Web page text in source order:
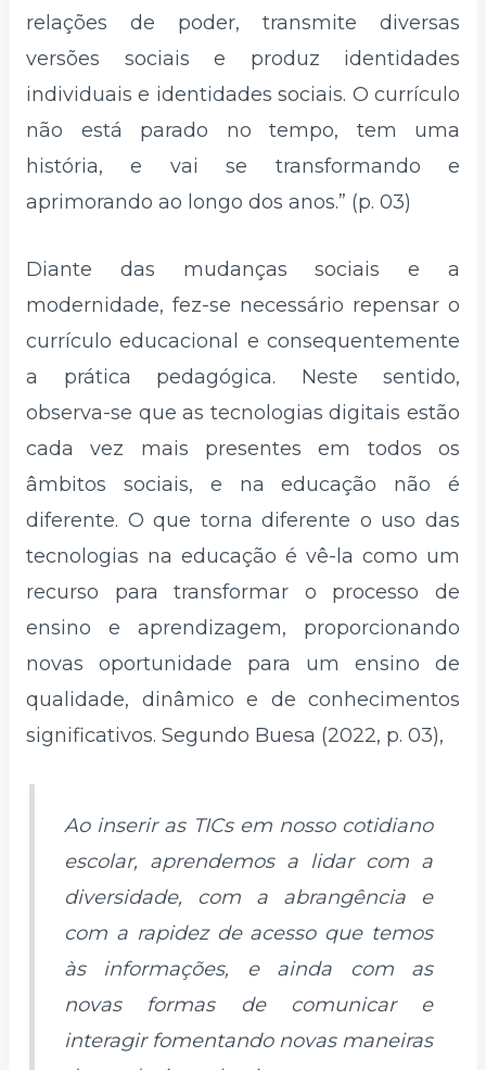
relações de poder, transmite diversas
versões sociais e produz identidades
individuais e identidades sociais. O currículo
não está parado no tempo, tem uma
história, e vai se transformando e
aprimorando ao longo dos anos.” (p. 03)
Diante das mudanças sociais e a
modernidade, fez-se necessário repensar o
currículo educacional e consequentemente
a prática pedagógica. Neste sentido,
observa-se que as tecnologias digitais estão
cada vez mais presentes em todos os
âmbitos sociais, e na educação não é
diferente. O que torna diferente o uso das
tecnologias na educação é vê-la como um
recurso para transformar o processo de
ensino e aprendizagem, proporcionando
novas oportunidade para um ensino de
qualidade, dinâmico e de conhecimentos
significativos. Segundo Buesa (2022, p. 03),
Ao inserir as TICs em nosso cotidiano
escolar, aprendemos a lidar com a
diversidade, com a abrangência e
com a rapidez de acesso que temos
às informações, e ainda com as
novas formas de comunicar e
interagir fomentando novas maneiras